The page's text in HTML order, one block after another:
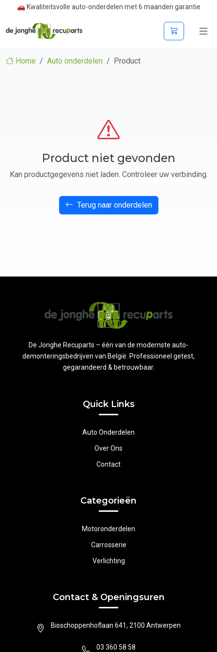
🚗 Kwaliteitsvolle auto-onderdelen met 6 maanden garantie
Home Auto onderdelen Product
Product niet gevonden
Kan productgegevens niet laden. Controleer uw verbinding.
Terug naar onderdelen
De Jonghe Recuparts – één van de modernste auto-
demonteringsbedrijven van België. Professioneel getest,
gegarandeerd & betrouwbaar.
Quick Links
Auto Onderdelen
Over Ons
Contact
Categorieën
Motoronderdelen
Carrosserie
Verlichting
Contact & Openingsuren
Bisschoppenhoflaan 641, 2100 Antwerpen
03 360 58 58